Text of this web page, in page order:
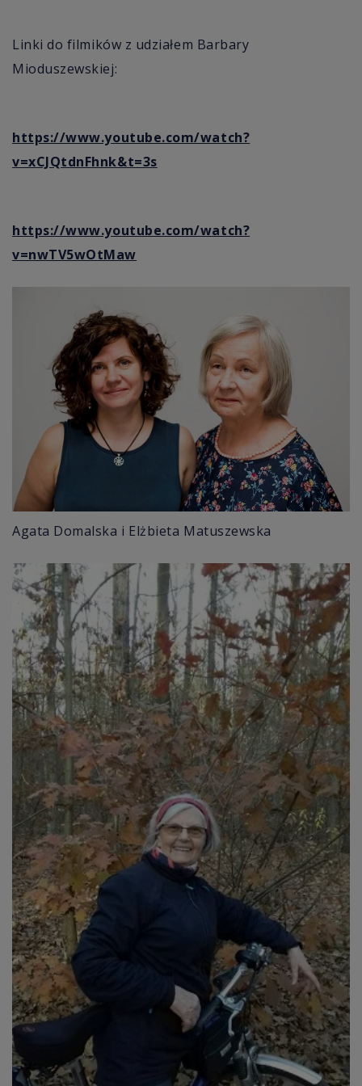
Linki do filmików z udziałem Barbary
Mioduszewskiej:
https://www.youtube.com/watch?
v=xCJQtdnFhnk&t=3s
https://www.youtube.com/watch?
v=nwTV5wOtMaw
Agata Domalska i Elżbieta Matuszewska